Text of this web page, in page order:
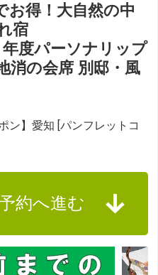
お得！大自然の中
宿
年度パーソナリップ
消の会席 別邸・風
ン】愛知 [パンフレットコ
約へ進む